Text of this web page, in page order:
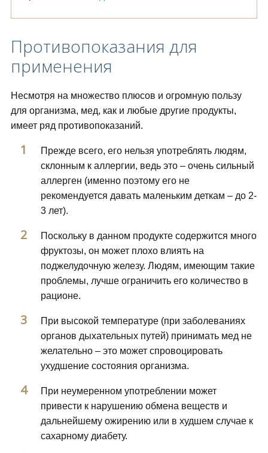
Противопоказания для
применения
Несмотря на множество плюсов и огромную пользу
для организма, мед, как и любые другие продукты,
имеет ряд противопоказаний.
Прежде всего, его нельзя употреблять людям,
склонным к аллергии, ведь это – очень сильный
аллерген (именно поэтому его не
рекомендуется давать маленьким деткам – до 2-
3 лет).
Поскольку в данном продукте содержится много
фруктозы, он может плохо влиять на
поджелудочную железу. Людям, имеющим такие
проблемы, лучше ограничить его количество в
рационе.
При высокой температуре (при заболеваниях
органов дыхательных путей) принимать мед не
желательно – это может спровоцировать
ухудшение состояния организма.
При неумеренном употреблении может
привести к нарушению обмена веществ и
дальнейшему ожирению или в худшем случае к
сахарному диабету.